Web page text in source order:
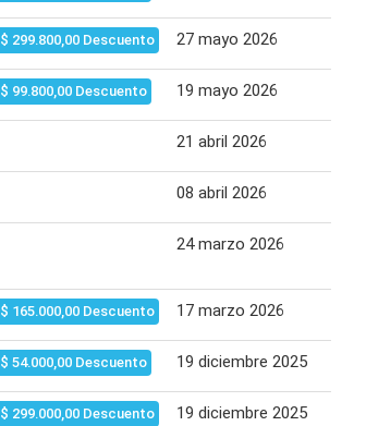
$ 299.800,00 Descuento 27 mayo 2026
$ 99.800,00 Descuento 19 mayo 2026
21 abril 2026
08 abril 2026
24 marzo 2026
$ 165.000,00 Descuento 17 marzo 2026
$ 54.000,00 Descuento 19 diciembre 2025
$ 299.000,00 Descuento 19 diciembre 2025